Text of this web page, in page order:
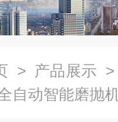
> 产品展示
自动智能磨抛